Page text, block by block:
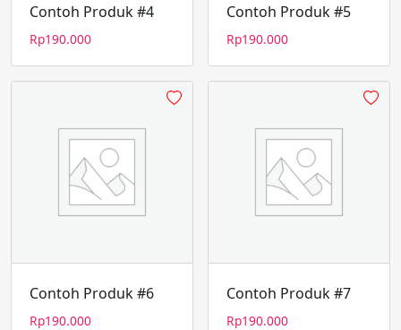
Contoh Produk #4
Rp190.000
Contoh Produk #5
Rp190.000
Contoh Produk #6
Rp190.000
Contoh Produk #7
Rp190.000